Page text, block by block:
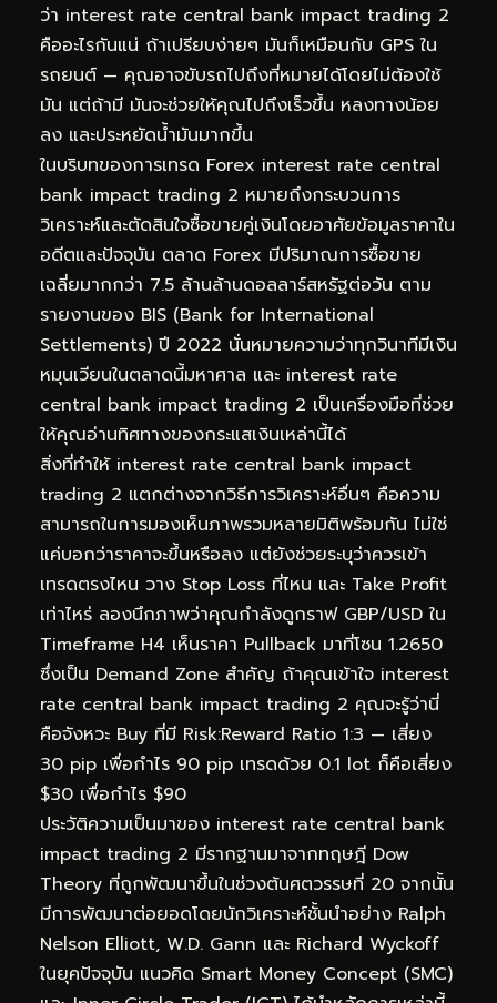
ว่า interest rate central bank impact trading 2
คืออะไรกันแน่ ถ้าเปรียบง่ายๆ มันก็เหมือนกับ GPS ใน
รถยนต์ — คุณอาจขับรถไปถึงที่หมายได้โดยไม่ต้องใช้
มัน แต่ถ้ามี มันจะช่วยให้คุณไปถึงเร็วขึ้น หลงทางน้อย
ลง และประหยัดน้ำมันมากขึ้น
ในบริบทของการเทรด Forex interest rate central
bank impact trading 2 หมายถึงกระบวนการ
วิเคราะห์และตัดสินใจซื้อขายคู่เงินโดยอาศัยข้อมูลราคาใน
อดีตและปัจจุบัน ตลาด Forex มีปริมาณการซื้อขาย
เฉลี่ยมากกว่า 7.5 ล้านล้านดอลลาร์สหรัฐต่อวัน ตาม
รายงานของ BIS (Bank for International
Settlements) ปี 2022 นั่นหมายความว่าทุกวินาทีมีเงิน
หมุนเวียนในตลาดนี้มหาศาล และ interest rate
central bank impact trading 2 เป็นเครื่องมือที่ช่วย
ให้คุณอ่านทิศทางของกระแสเงินเหล่านี้ได้
สิ่งที่ทำให้ interest rate central bank impact
trading 2 แตกต่างจากวิธีการวิเคราะห์อื่นๆ คือความ
สามารถในการมองเห็นภาพรวมหลายมิติพร้อมกัน ไม่ใช่
แค่บอกว่าราคาจะขึ้นหรือลง แต่ยังช่วยระบุว่าควรเข้า
เทรดตรงไหน วาง Stop Loss ที่ไหน และ Take Profit
เท่าไหร่ ลองนึกภาพว่าคุณกำลังดูกราฟ GBP/USD ใน
Timeframe H4 เห็นราคา Pullback มาที่โซน 1.2650
ซึ่งเป็น Demand Zone สำคัญ ถ้าคุณเข้าใจ interest
rate central bank impact trading 2 คุณจะรู้ว่านี่
คือจังหวะ Buy ที่มี Risk:Reward Ratio 1:3 — เสี่ยง
30 pip เพื่อกำไร 90 pip เทรดด้วย 0.1 lot ก็คือเสี่ยง
$30 เพื่อกำไร $90
ประวัติความเป็นมาของ interest rate central bank
impact trading 2 มีรากฐานมาจากทฤษฎี Dow
Theory ที่ถูกพัฒนาขึ้นในช่วงต้นศตวรรษที่ 20 จากนั้น
มีการพัฒนาต่อยอดโดยนักวิเคราะห์ชั้นนำอย่าง Ralph
Nelson Elliott, W.D. Gann และ Richard Wyckoff
ในยุคปัจจุบัน แนวคิด Smart Money Concept (SMC)